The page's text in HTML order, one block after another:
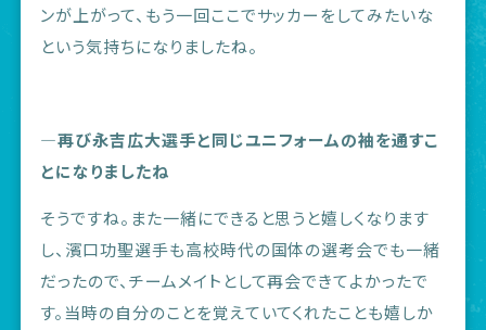
ンが上がって、もう一回ここでサッカーをしてみたいな
という気持ちになりましたね。
―再び永吉広大選手と同じユニフォームの袖を通すこ
とになりましたね
そうですね。また一緒にできると思うと嬉しくなります
し、濱口功聖選手も高校時代の国体の選考会でも一緒
だったので、チームメイトとして再会できてよかったで
す。当時の自分のことを覚えていてくれたことも嬉しか